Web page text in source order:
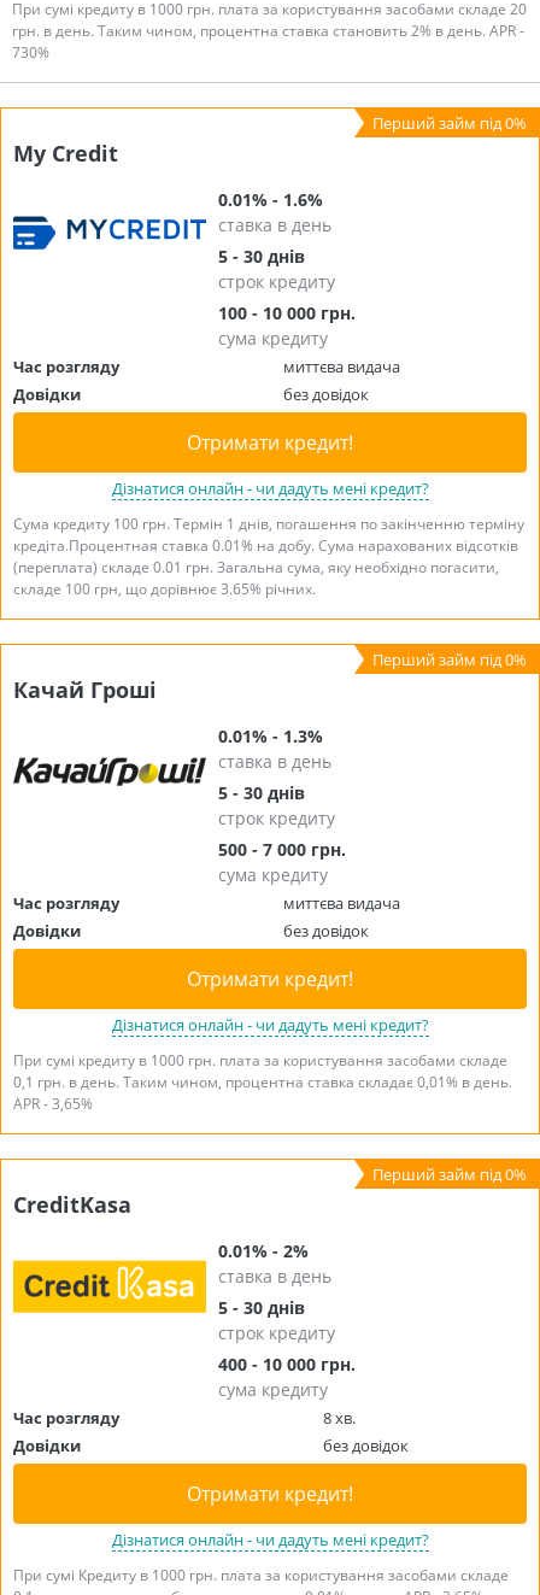
При сумі кредиту в 1000 грн. плата за користування засобами складе 20
грн. в день. Таким чином, процентна ставка становить 2% в день. APR -
730%
My Credit
0.01% - 1.6%
ставка в день
5 - 30 днів
строк кредиту
100 - 10 000 грн.
сума кредиту
Час розгляду
миттєва видача
Довідки
без довідок
Отримати кредит!
Дізнатися онлайн - чи дадуть мені кредит?
Сума кредиту 100 грн. Термін 1 днів, погашення по закінченню терміну
кредіта.Процентная ставка 0.01% на добу. Сума нарахованих відсотків
(переплата) складе 0.01 грн. Загальна сума, яку необхідно погасити,
складе 100 грн, що дорівнює 3.65% річних.
Качай Гроші
0.01% - 1.3%
ставка в день
5 - 30 днів
строк кредиту
500 - 7 000 грн.
сума кредиту
Час розгляду
миттєва видача
Довідки
без довідок
Отримати кредит!
Дізнатися онлайн - чи дадуть мені кредит?
При сумі кредиту в 1000 грн. плата за користування засобами складе
0,1 грн. в день. Таким чином, процентна ставка складає 0,01% в день.
APR - 3,65%
CreditKasa
0.01% - 2%
ставка в день
5 - 30 днів
строк кредиту
400 - 10 000 грн.
сума кредиту
Час розгляду
8 хв.
Довідки
без довідок
Отримати кредит!
Дізнатися онлайн - чи дадуть мені кредит?
При сумі Кредиту в 1000 грн. плата за користування засобами складе